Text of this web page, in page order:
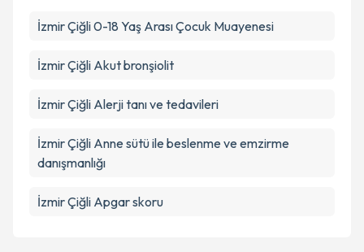
İzmir Çiğli 0-18 Yaş Arası Çocuk Muayenesi
İzmir Çiğli Akut bronşiolit
İzmir Çiğli Alerji tanı ve tedavileri
İzmir Çiğli Anne sütü ile beslenme ve emzirme
danışmanlığı
İzmir Çiğli Apgar skoru